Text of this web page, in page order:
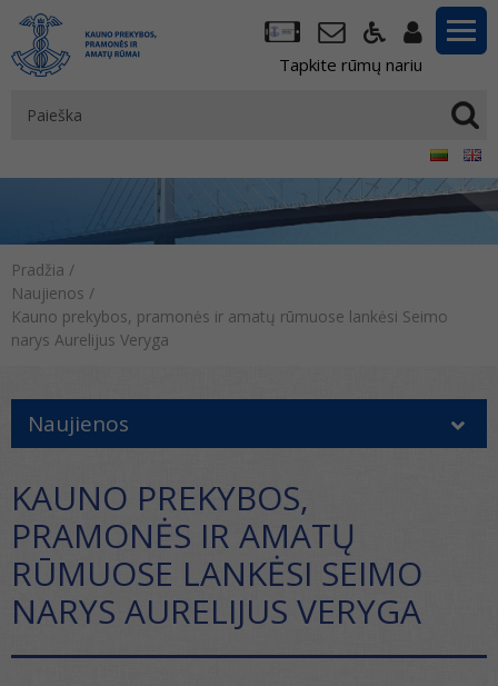
Tapkite rūmų nariu
Pradžia /
Naujienos /
Kauno prekybos, pramonės ir amatų rūmuose lankėsi Seimo
narys Aurelijus Veryga
Naujienos
KAUNO PREKYBOS,
PRAMONĖS IR AMATŲ
RŪMUOSE LANKĖSI SEIMO
NARYS AURELIJUS VERYGA